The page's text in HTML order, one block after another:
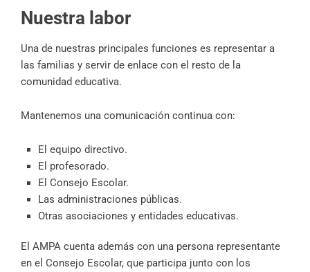
Nuestra labor
Una de nuestras principales funciones es representar a
las familias y servir de enlace con el resto de la
comunidad educativa.
Mantenemos una comunicación continua con:
El equipo directivo.
El profesorado.
El Consejo Escolar.
Las administraciones públicas.
Otras asociaciones y entidades educativas.
El AMPA cuenta además con una persona representante
en el Consejo Escolar, que participa junto con los